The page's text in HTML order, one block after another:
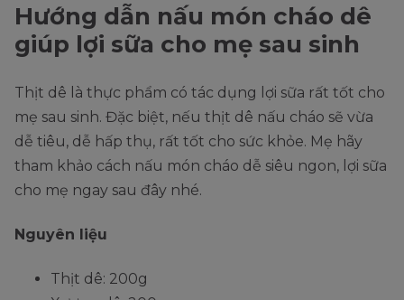
Hướng dẫn nấu món cháo dê
giúp lợi sữa cho mẹ sau sinh
Thịt dê là thực phẩm có tác dụng lợi sữa rất tốt cho
mẹ sau sinh. Đặc biệt, nếu thịt dê nấu cháo sẽ vừa
dễ tiêu, dễ hấp thụ, rất tốt cho sức khỏe. Mẹ hãy
tham khảo cách nấu món cháo dễ siêu ngon, lợi sữa
cho mẹ ngay sau đây nhé.
Nguyên liệu
Thịt dê: 200g